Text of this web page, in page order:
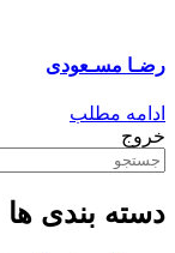
رضـا مسـعودی
ادامه مطلب
خروج
دسته بندی ها